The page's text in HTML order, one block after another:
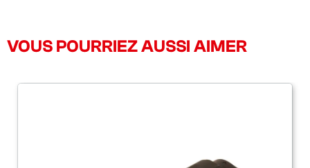
VOUS POURRIEZ AUSSI AIMER